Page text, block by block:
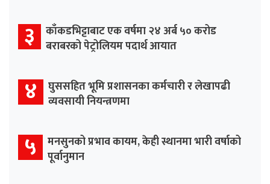
३
काँकडभिट्टाबाट एक वर्षमा २४ अर्ब ५० करोड
बराबरको पेट्रोलियम पदार्थ आयात
४
घुससहित भूमि प्रशासनका कर्मचारी र लेखापढी
व्यवसायी नियन्त्रणमा
५
मनसुनको प्रभाव कायम, केही स्थानमा भारी वर्षाको
पूर्वानुमान